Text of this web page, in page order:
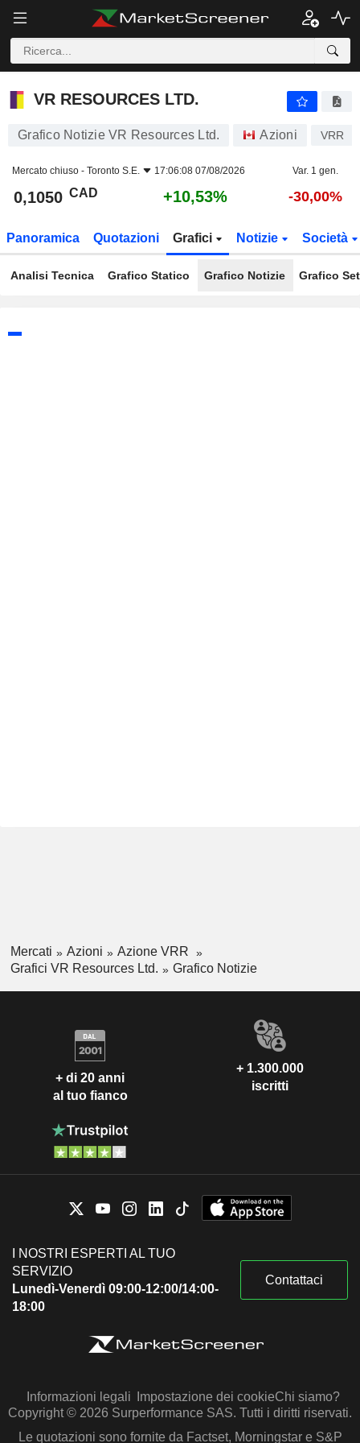
VR RESOURCES LTD.
VR RESOURCES LTD.
Grafico Notizie VR Resources Ltd. Azioni VRR
Mercato chiuso - Toronto S.E. 17:06:08 07/08/2026 Var. 1 gen.
0,1050 CAD +10,53% -30,00%
Panoramica Quotazioni Grafici Notizie Società
Analisi Tecnica Grafico Statico Grafico Notizie Grafico
Mercati Azioni
Azione VRR
Grafici VR Resources Ltd.
Grafico Notizie
+ di 20 anni
al tuo fianco
+ 1.300.000
iscritti
I NOSTRI ESPERTI AL TUO
SERVIZIO
Lunedì-Venerdì 09:00-12:00/14:00-
18:00
Contattaci
Informazioni legali Impostazione dei cookieChi siamo?
Copyright © 2026 Surperformance SAS. Tutti i diritti riservati.
Le quotazioni sono fornite da Factset, Morningstar e S&P